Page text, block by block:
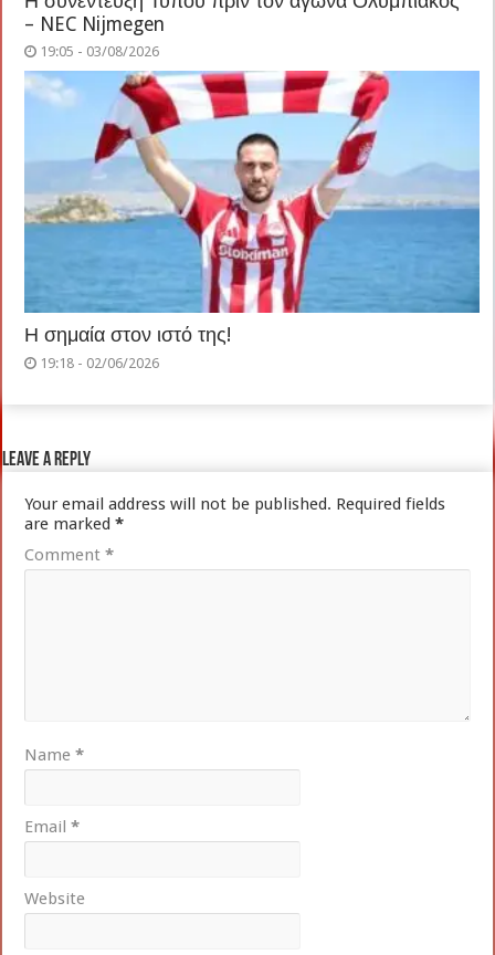
– NEC Nijmegen
19:05 - 03/08/2026
Η σημαία στον ιστό της!
19:18 - 02/06/2026
Leave a Reply
Your email address will not be published. Required fields
are marked*
Comment*
Name*
Email*
Website